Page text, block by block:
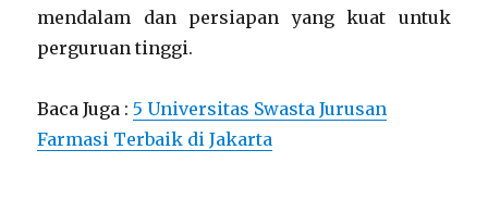
mendalam dan persiapan yang kuat untuk
perguruan tinggi.
Baca Juga :5 Universitas Swasta Jurusan
Farmasi Terbaik di Jakarta